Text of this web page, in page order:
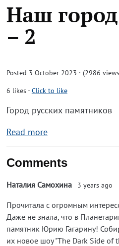
Наш
– 2
Posted 3 October 2023 · (2986
6 likes-Click to like
Город русских памятников
Read more
Comments
Наталия Самохина 3 years ago
Прочитала с огромным
Даже не знала, что в
памятник Юрию Гагарину!
их новое шоу "The Dark Side of